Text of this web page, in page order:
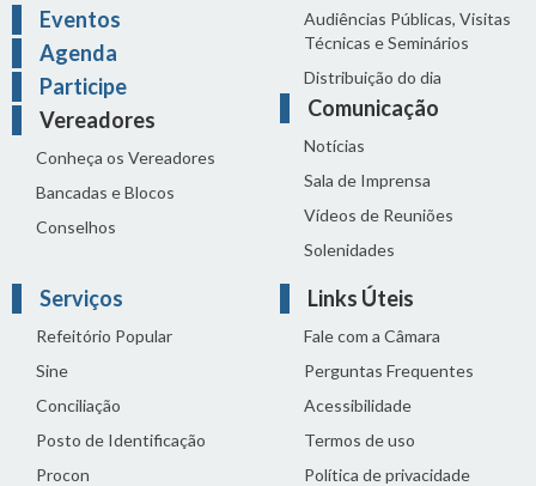
Eventos
Agenda
Participe
Vereadores
Conheça os Vereadores
Bancadas e Blocos
Conselhos
Audiências Públicas, Visitas
Técnicas e Seminários
Distribuição do dia
Comunicação
Notícias
Sala de Imprensa
Vídeos de Reuniões
Solenidades
Serviços
Refeitório Popular
Sine
Conciliação
Posto de Identificação
Procon
Links Úteis
Fale com a Câmara
Perguntas Frequentes
Acessibilidade
Termos de uso
Política de privacidade